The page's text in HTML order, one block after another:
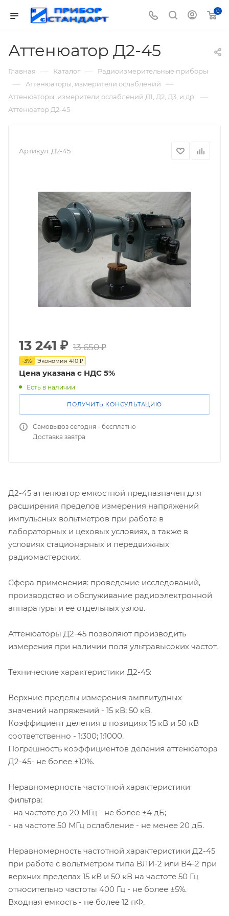
0
Аттенюатор Д2-45
Главная — Каталог — Радиоизмерительные приборы
— Аттенюаторы, измерители ослаблений —
Аттенюаторы, измерители ослаблений Д1, Д2, Д3, и др. —
Аттенюатор Д2-45
Артикул: Д2-45
13 241 ₽ 13 650₽
-3% Экономия 410 ₽
Цена указана с НДС 5%
Есть в наличии
ПОЛУЧИТЬ КОНСУЛЬТАЦИЮ
Самовывоз сегодня - бесплатно
Доставка завтра
Д2-45 аттенюатор емкостной предназначен для
расширения пределов измерения напряжений
импульсных вольтметров при работе в
лабораторных и цеховых условиях, а также в
условиях стационарных и передвижных
радиомастерских.
Сфера применения: проведение исследований,
производство и обслуживание радиоэлектронной
аппаратуры и ее отдельных узлов.
Аттенюаторы Д2-45 позволяют производить
измерения при наличии поля ультравысоких частот.
Технические характеристики Д2-45:
Верхние пределы измерения амплитудных
значений напряжений - 15 кВ; 50 кВ.
Коэффициент деления в позициях 15 кВ и 50 кВ
соответственно - 1:300; 1:1000.
Погрешность коэффициентов деления аттенюатора
Д2-45- не более ±10%.
Неравномерность частотной характеристики
фильтра:
- на частоте до 20 МГц - не более ±4 дБ;
- на частоте 50 МГц ослабление - не менее 20 дБ.
Неравномерность частотной характеристики Д2-45
при работе с вольтметром типа ВЛИ-2 или В4-2 при
верхних пределах 15 кВ и 50 кВ на частоте 50 Гц
относительно частоты 400 Гц - не более ±5%.
Входная емкость - не более 12 пФ.